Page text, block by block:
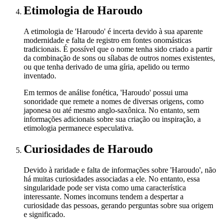
Etimologia de Haroudo
A etimologia de 'Haroudo' é incerta devido à sua aparente
modernidade e falta de registro em fontes onomásticas
tradicionais. É possível que o nome tenha sido criado a partir
da combinação de sons ou sílabas de outros nomes existentes,
ou que tenha derivado de uma gíria, apelido ou termo
inventado.
Em termos de análise fonética, 'Haroudo' possui uma
sonoridade que remete a nomes de diversas origens, como
japonesa ou até mesmo anglo-saxônica. No entanto, sem
informações adicionais sobre sua criação ou inspiração, a
etimologia permanece especulativa.
Curiosidades de Haroudo
Devido à raridade e falta de informações sobre 'Haroudo', não
há muitas curiosidades associadas a ele. No entanto, essa
singularidade pode ser vista como uma característica
interessante. Nomes incomuns tendem a despertar a
curiosidade das pessoas, gerando perguntas sobre sua origem
e significado.